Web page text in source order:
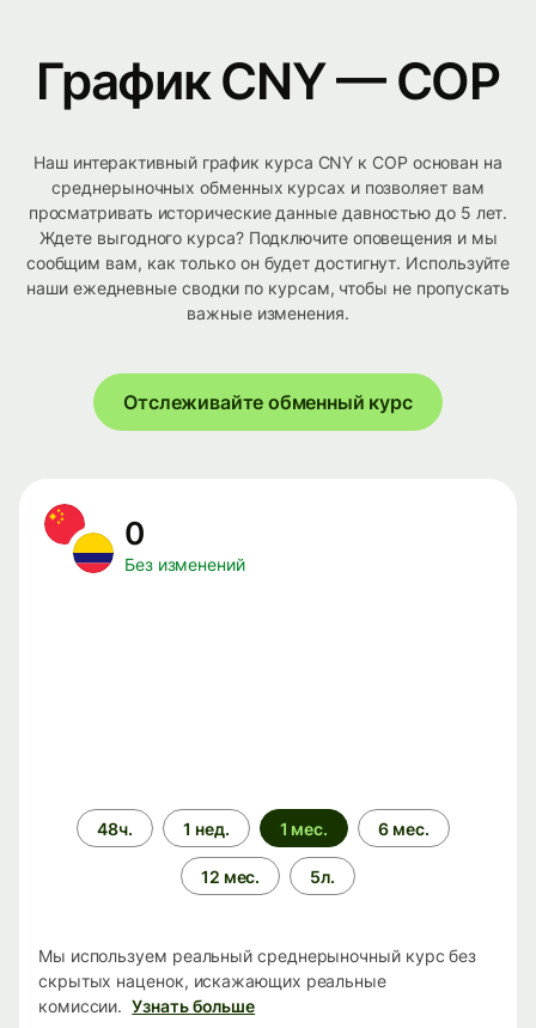
График CNY — COP
Наш интерактивный график курса CNY к COP основан на
среднерыночных обменных курсах и позволяет вам
просматривать исторические данные давностью до 5 лет.
Ждете выгодного курса? Подключите оповещения и мы
сообщим вам, как только он будет достигнут. Используйте
наши ежедневные сводки по курсам, чтобы не пропускать
важные изменения.
Отслеживайте обменный курс
0
Без изменений
Период
времени
48ч. 1 нед. 1 мес. 6 мес.
12 мес. 5л.
Мы используем реальный среднерыночный курс без
скрытых наценок, искажающих реальные
комиссии. Узнать больше